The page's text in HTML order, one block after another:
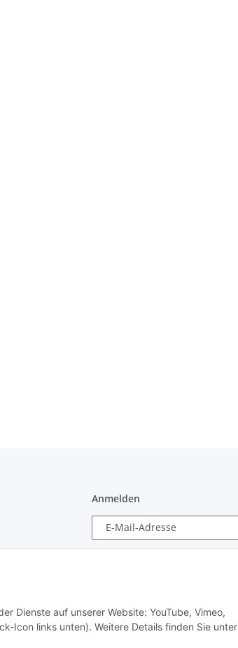
Anmelden
E-Mail-Adresse
Passwort vergessen
Dienste auf unserer Website: YouTube, Vimeo,
Icon links unten). Weitere Details finden Sie unter